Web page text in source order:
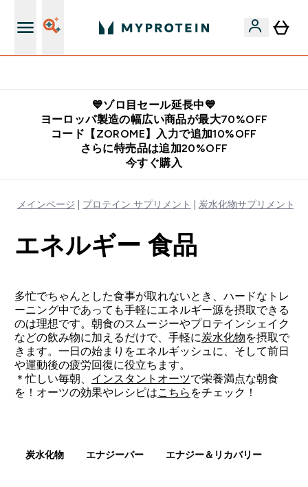
💙ゾロ目セール延長中💙
ヨーロッパ製造の幅広い商品が最大70%OFF
コード【ZOROME】入力で追加10%OFF
さらに特売品は追加20%OFF
今すぐ購入
メインページ プロテイン サプリメント 炭水化物サプリメント
エネルギー 食品
多忙でちゃんとした食事が取れないとき、ハードなトレ
ーニング中であっても手軽にエネルギー源を摂取できる
のは理想です。朝食のスムージーやプロテインシェイク
などの飲み物に加えるだけで、手軽に炭水化物を摂取で
きます。一日の始まりをエネルギッシュに、そして前日
や運動後の疲労回復に役立ちます。
＊忙しい毎朝、 インスタントオーツで栄養満点な朝食
を！オーツの効果やレシピはこちら をチェック！
炭水化物 エナジーバー エナジー＆リカバリー